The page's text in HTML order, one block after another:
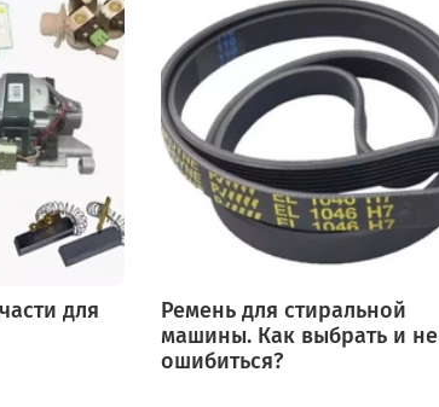
для
Ремень для стиральной
машины. Как выбрать и не
ошибиться?